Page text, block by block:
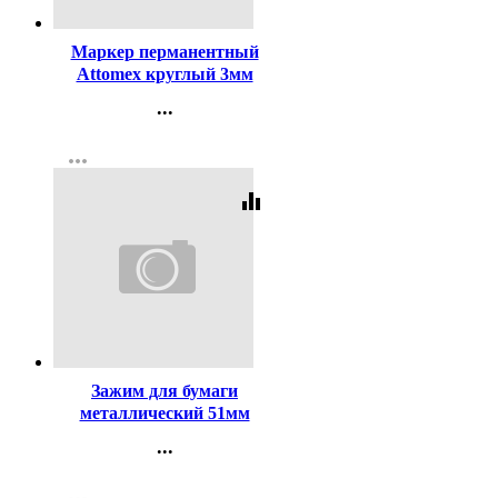
Маркер перманентный
Attomex круглый 3мм
...
Регистрация
more_horiz
equalizer
Зажим для бумаги
металлический 51мм
...